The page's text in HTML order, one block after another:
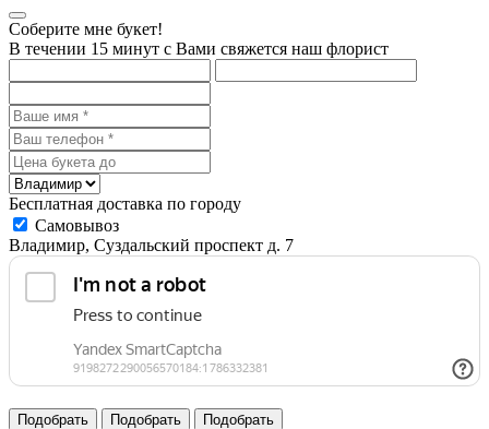
Соберите мне букет!
В течении 15 минут с Вами свяжется наш флорист
Бесплатная доставка по городу
Самовывоз
Владимир, Суздальский проспект д. 7